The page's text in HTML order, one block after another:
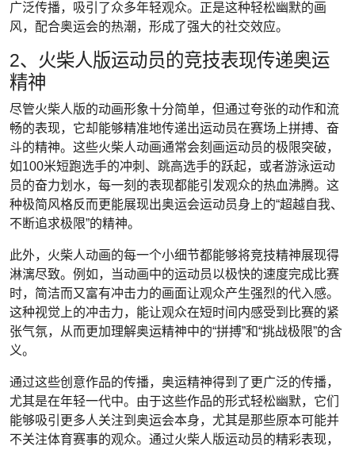
广泛传播，吸引了众多年轻观众。正是这种轻松幽默的画
风，配合奥运会的热潮，形成了强大的社交效应。
2、火柴人版运动员的竞技表现传递奥运
精神
尽管火柴人版的动画形象十分简单，但通过夸张的动作和流
畅的表现，它却能够精准地传递出运动员在赛场上拼搏、奋
斗的精神。这些火柴人动画通常会刻画运动员的极限突破，
如100米短跑选手的冲刺、跳高选手的跃起，或者游泳运动
员的奋力划水，每一刻的表现都能引发观众的热血沸腾。这
种极简风格反而更能展现出奥运会运动员身上的“超越自我、
不断追求极限”的精神。
此外，火柴人动画的每一个小细节都能够将竞技精神展现得
淋漓尽致。例如，当动画中的运动员以极快的速度完成比赛
时，简洁而又富有冲击力的画面让观众产生强烈的代入感。
这种视觉上的冲击力，能让观众在短时间内感受到比赛的紧
张气氛，从而更加理解奥运精神中的“拼搏”和“挑战极限”的含
义。
通过这些创意作品的传播，奥运精神得到了更广泛的传播，
尤其是在年轻一代中。由于这些作品的形式轻松幽默，它们
能够吸引更多人关注到奥运会本身，尤其是那些原本可能并
不关注体育赛事的观众。通过火柴人版运动员的精彩表现，